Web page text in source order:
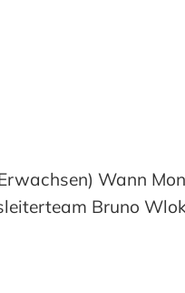
Wann
Bruno